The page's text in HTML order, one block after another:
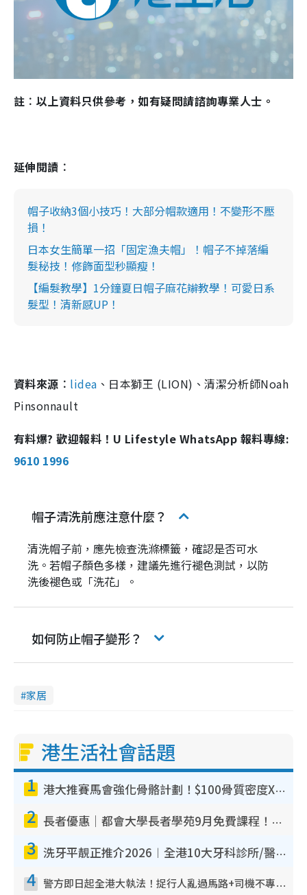
註︰以上資料只供參考，如有疑問請諮詢專業人士。
延伸閱讀︰
帽子收納3個小技巧！大部分帽款適用！不變形不壓
損！
日本女生簡單一招「固定漁夫帽」！帽子不掉落編
髮秘技！修飾面型秒顯瘦！
【編髮教學】1分鐘夏日帽子麻花辮教學！可愛日系
髮型！清新感UP！
資料來源︰ lidea 、日本獅王 (LION)、清潔分析師Noah
Pinsonnault
有料爆? 歡迎報料！U Lifestyle WhatsApp 報料專線:
9610 1996
帽子清洗前應注意什麼？
清洗帽子前，應先檢查洗滌標籤，確認是否可水
洗。若帽子顏色多樣，建議先進行褪色測試，以防
洗後褪色或「洗花」。
如何防止帽子變形？
家居
港生活社會話題
1 港大推賽馬會強化骨骼計劃！$100骨質密度X光檢查 完成免費運動訓練送超市禮券！附參加資格
2 長者優惠｜都會大學長者學苑9月免費課程！多媒體/微電影創作/網絡安全 附報名方法教學
3 洗牙平靚正推介2026︱全港10大牙科診所/醫院懶人包 夜診至8點/鎮靜潔牙/醫療券適用
4 警方即日起全港大執法！捉行人亂過馬路+司機不專注駕駛！亂過馬路罰$2000